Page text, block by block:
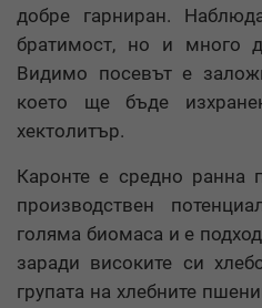
добре гарниран.
братимост, но и много
Видимо посевът е
което ще бъде
хектолитър.
Каронте е средно ранна
производствен
голяма биомаса и е
заради високите си
групата на хлебните